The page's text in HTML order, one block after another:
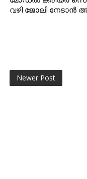
വഴി ജോലി നേടാൻ
Newer Post